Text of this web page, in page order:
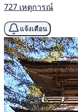
727 เหตุการณ์
แจ้งเตือน